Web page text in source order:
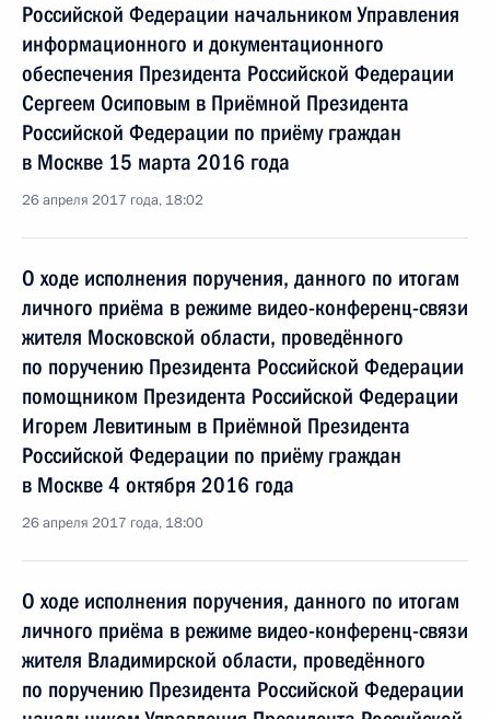
Российской Федерации начальником Управления
информационного и документационного
обеспечения Президента Российской Федерации
Сергеем Осиповым в Приёмной Президента
Российской Федерации по приёму граждан
в Москве 15 марта 2016 года
26 апреля 2017 года, 18:02
О ходе исполнения поручения, данного по итогам
личного приёма в режиме видео-конференц-связи
жителя Московской области, проведённого
по поручению Президента Российской Федерации
помощником Президента Российской Федерации
Игорем Левитиным в Приёмной Президента
Российской Федерации по приёму граждан
в Москве 4 октября 2016 года
26 апреля 2017 года, 18:00
О ходе исполнения поручения, данного по итогам
личного приёма в режиме видео-конференц-связи
жителя Владимирской области, проведённого
по поручению Президента Российской Федерации